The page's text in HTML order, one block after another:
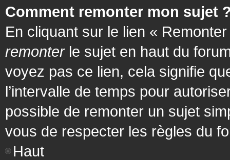
Comment remonter mon sujet
En cliquant sur le lien «
remonterle sujet en haut du
voyez pas ce lien, cela signifie
l’intervalle de temps pour
possible de remonter un sujet
vous de respecter les règles du
Haut